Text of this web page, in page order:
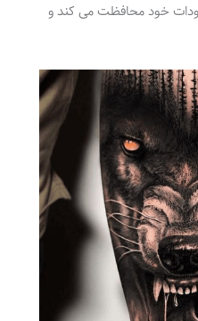
خود محافظت می کند و